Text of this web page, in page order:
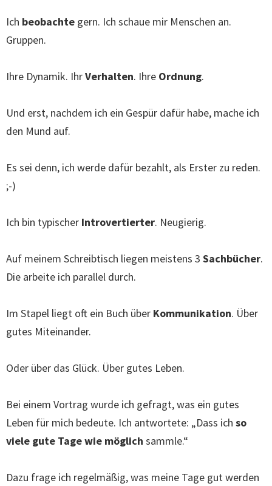
Ich beobachte gern. Ich schaue mir Menschen an.
Gruppen.
Ihre Dynamik. IhrVerhalten. Ihre Ordnung.
Und erst, nachdem ich ein Gespür dafür habe, mache ich
den Mund auf.
Es sei denn, ich werde dafür bezahlt, als Erster zu reden.
;-)
Ich bin typischer Introvertierter. Neugierig.
Auf meinem Schreibtisch liegen meistens 3 Sachbücher.
Die arbeite ich parallel durch.
Im Stapel liegt oft ein Buch über Kommunikation. Über
gutes Miteinander.
Oder über das Glück. Über gutes Leben.
Bei einem Vortrag wurde ich gefragt, was ein gutes
Leben für mich bedeute. Ich antwortete: „Dass ich so
viele gute Tage wie möglich sammle.“
Dazu frage ich regelmäßig, was meine Tage gut werden